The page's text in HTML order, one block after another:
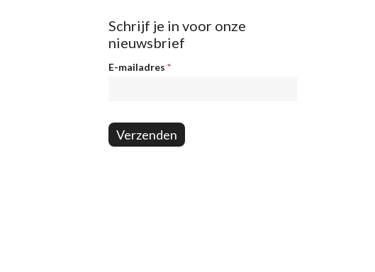
Schrijf je in voor onze
nieuwsbrief
Nieuwsbrief
E-mailadres *
Verzenden